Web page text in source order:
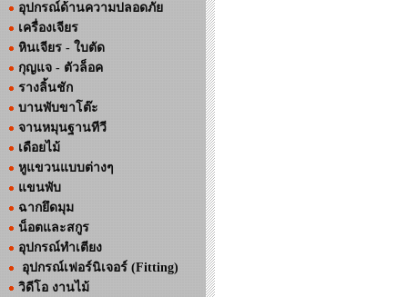
อุปกรณ์ด้านความปลอดภัย
เครื่องเจียร
หินเจียร - ใบตัด
กุญแจ - ตัวล็อค
รางลิ้นชัก
บานพับขาโต๊ะ
จานหมุนฐานทีวี
เดือยไม้
หูแขวนแบบต่างๆ
แขนพับ
ฉากยึดมุม
น็อตและสกูร
อุปกรณ์ทำเตียง
อุปกรณ์เฟอร์นิเจอร์ (Fitting)
วิดีโอ งานไม้